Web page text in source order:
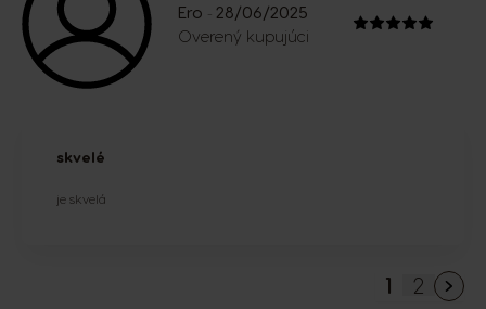
Ero - 28/06/2025
Overený kupujúci
skvelé
je skvelá
You're
1 Strana
2